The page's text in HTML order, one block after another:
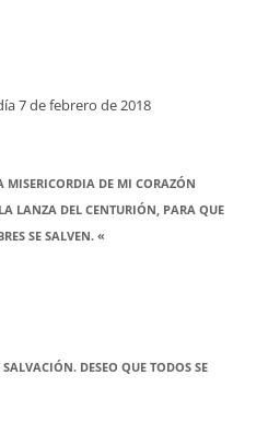
7 de febrero de 2018
MISERICORDIA DE MI CORAZÓN
LANZA DEL CENTURIÓN, PARA QUE
SE SALVEN. «
DESEO QUE TODOS SE